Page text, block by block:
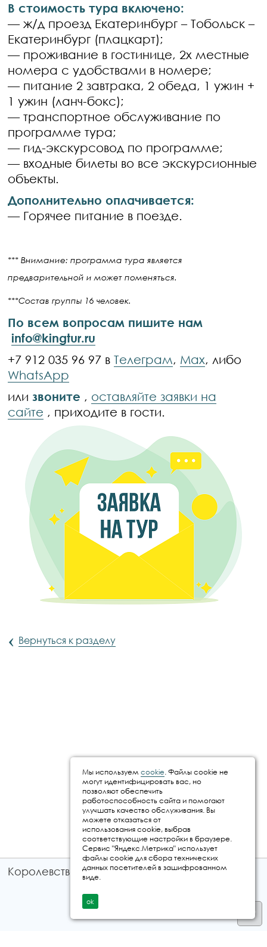
В стоимость тура включено:
— ж/д проезд Екатеринбург – Тобольск –
Екатеринбург (плацкарт);
— проживание в гостинице, 2х местные
номера с удобствами в номере;
— питание 2 завтрака, 2 обеда, 1 ужин +
1 ужин (ланч-бокс);
— транспортное обслуживание по
программе тура;
— гид-экскурсовод по программе;
— входные билеты во все экскурсионные
объекты.
Дополнительно оплачивается:
— Горячее питание в поезде.
*** Внимание: программа тура является
предварительной и может поменяться.
***Состав группы 16 человек.
По всем вопросам пишите нам
info@kingtur.ru
+7 912 035 96 97 вТелеграм, Max, либо
WhatsApp
илизвоните , оставляйте заявки на
сайте , приходите в гости.
‹ Вернуться к разделу
Королевство путешествий © 2026
Мы используем cookie. Файлы cookie не
могут идентифицировать вас, но
позволяют обеспечить
работоспособность сайта и помогают
улучшать качество обслуживания. Вы
можете отказаться от
использования cookie, выбрав
соответствующие настройки в браузере.
Сервис "Яндекс.Метрика" использует
файлы cookie для сбора технических
данных посетителей в зашифрованном
виде.
ok